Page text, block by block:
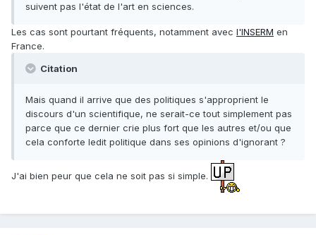
suivent pas l'état de l'art en sciences.
Les cas sont pourtant fréquents, notamment avec l'INSERM en
France.
Citation
Mais quand il arrive que des politiques s'approprient le
discours d'un scientifique, ne serait-ce tout simplement pas
parce que ce dernier crie plus fort que les autres et/ou que
cela conforte ledit politique dans ses opinions d'ignorant ?
J'ai bien peur que cela ne soit pas si simple.